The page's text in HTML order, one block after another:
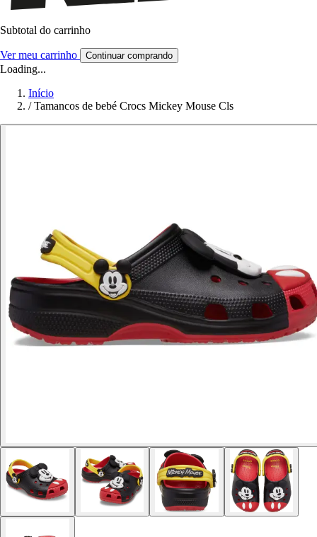
Subtotal do carrinho
Ver meu carrinho Continuar comprando
Loading...
Início
/ Tamancos de bebé Crocs Mickey Mouse Cls